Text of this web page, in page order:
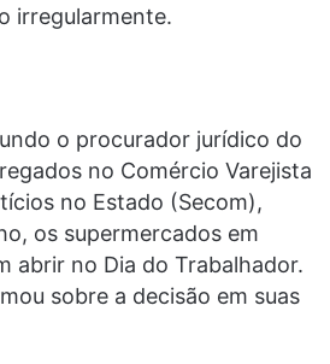
irregularmente.
o procurador jurídico do
no Comércio Varejista
no Estado (Secom),
os supermercados em
abrir no Dia do Trabalhador.
sobre a decisão em suas